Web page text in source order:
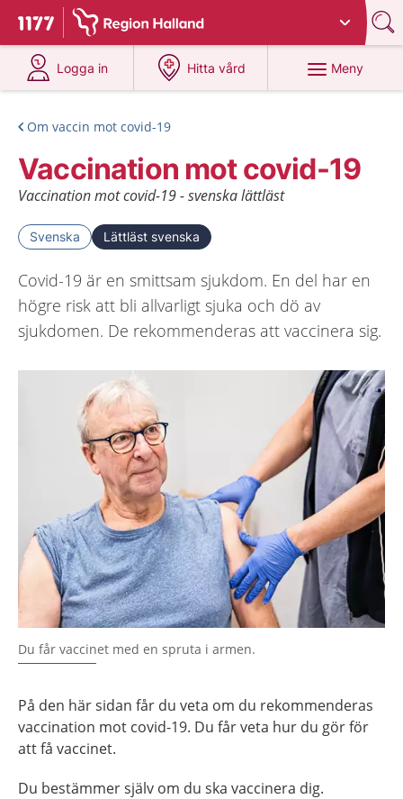
Till startsidan för 1177
Du har valt region Halland
Logga in
på 1177.se
Hitta vård
på 1177.se
Meny
Om vaccin mot covid-19
Vaccination mot covid-19
Vaccination mot covid-19 - svenska lättläst
Svenska Lättläst svenska
Covid-19 är en smittsam sjukdom. En del har en
högre risk att bli allvarligt sjuka och dö av
sjukdomen. De rekommenderas att vaccinera sig.
Du får vaccinet med en spruta i armen.
På den här sidan får du veta om du rekommenderas
vaccination mot covid-19. Du får veta hur du gör för
att få vaccinet.
Du bestämmer själv om du ska vaccinera dig.